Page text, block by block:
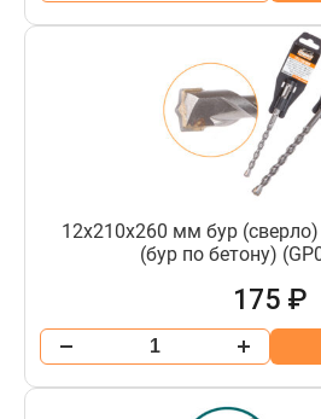
12х210х260 мм бур (сверло)
(бур по бетону)
175 ₽